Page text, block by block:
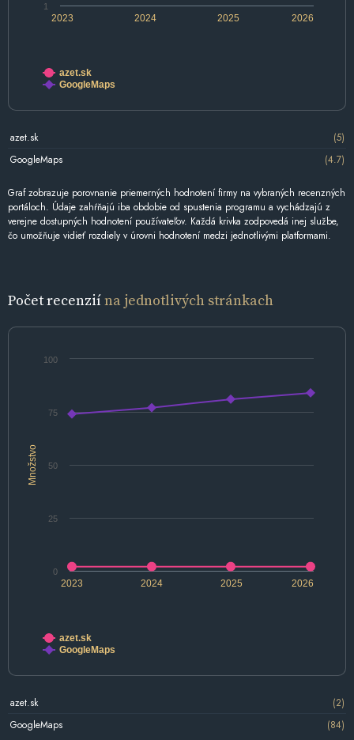
2024 2026
2023 2025
1
azet.sk
GoogleMaps
azet.sk
(5)
GoogleMaps
(4.7)
Graf zobrazuje porovnanie priemerných hodnotení firmy na vybraných recenzných
portáloch. Údaje zahŕňajú iba obdobie od spustenia programu a vychádzajú z
verejne dostupných hodnotení používateľov. Každá krivka zodpovedá inej službe,
čo umožňuje vidieť rozdiely v úrovni hodnotení medzi jednotlivými platformami.
Počet recenziína jednotlivých stránkach
Množstvo
2024 2026
2023 2025
0
100
25
50
75
azet.sk
GoogleMaps
azet.sk
(2)
GoogleMaps
(84)